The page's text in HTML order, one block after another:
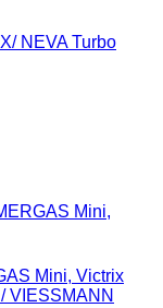
NEVA Turbo
Mini, Victrix
VIESSMANN